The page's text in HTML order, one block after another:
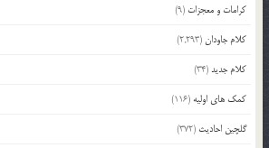
کرامات و معجزات (9)
کلام جاودان(2,293)
کلام جدید(34)
کمک های اولیه (116)
گلچین احادیث (372)